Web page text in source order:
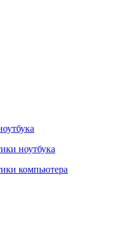
ноутбука
компьютера